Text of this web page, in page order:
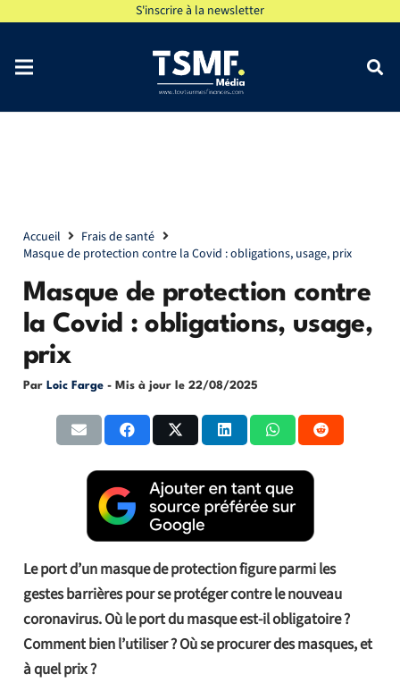
S'inscrire à la newsletter
Accueil
Frais de santé
Masque de protection contre la Covid : obligations, usage, prix
Masque de protection contre
la Covid : obligations, usage,
prix
Par Loic Farge - Mis à jour le 22/08/2025
Le port d’un masque de protection figure parmi les
gestes barrières pour se protéger contre le nouveau
coronavirus. Où le port du masque est-il obligatoire ?
Comment bien l’utiliser ? Où se procurer des masques, et
à quel prix ?